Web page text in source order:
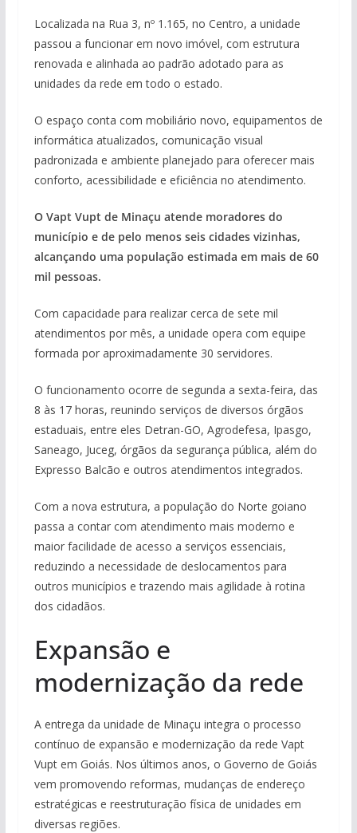
Localizada na Rua 3, nº 1.165, no Centro, a unidade
passou a funcionar em novo imóvel, com estrutura
renovada e alinhada ao padrão adotado para as
unidades da rede em todo o estado.
O espaço conta com mobiliário novo, equipamentos de
informática atualizados, comunicação visual
padronizada e ambiente planejado para oferecer mais
conforto, acessibilidade e eficiência no atendimento.
O Vapt Vupt de Minaçu atende moradores do
município e de pelo menos seis cidades vizinhas,
alcançando uma população estimada em mais de 60
mil pessoas.
Com capacidade para realizar cerca de sete mil
atendimentos por mês, a unidade opera com equipe
formada por aproximadamente 30 servidores.
O funcionamento ocorre de segunda a sexta-feira, das
8 às 17 horas, reunindo serviços de diversos órgãos
estaduais, entre eles Detran-GO, Agrodefesa, Ipasgo,
Saneago, Juceg, órgãos da segurança pública, além do
Expresso Balcão e outros atendimentos integrados.
Com a nova estrutura, a população do Norte goiano
passa a contar com atendimento mais moderno e
maior facilidade de acesso a serviços essenciais,
reduzindo a necessidade de deslocamentos para
outros municípios e trazendo mais agilidade à rotina
dos cidadãos.
Expansão e
modernização da rede
A entrega da unidade de Minaçu integra o processo
contínuo de expansão e modernização da rede Vapt
Vupt em Goiás. Nos últimos anos, o Governo de Goiás
vem promovendo reformas, mudanças de endereço
estratégicas e reestruturação física de unidades em
diversas regiões.